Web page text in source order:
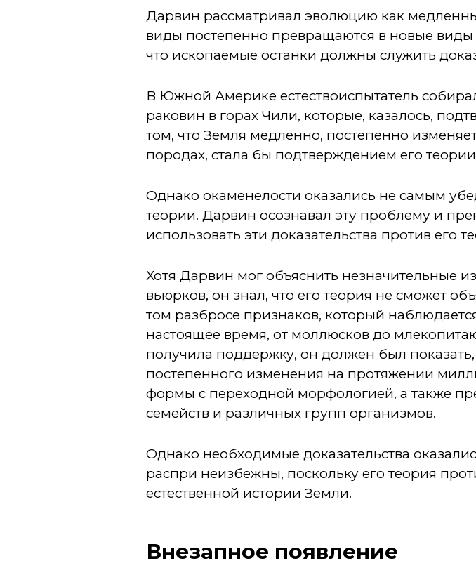
Дарвин рассматривал эволюцию как
виды постепенно превращаются в новые виды
что ископаемые останки должны служить
В Южной Америке естествоиспытатель
раковин в горах Чили, которые, казалось,
том, что Земля медленно, постепенно
породах, стала бы подтверждением его
Однако окаменелости оказались не самым
теории. Дарвин осознавал эту проблему и
использовать эти доказательства против его
Хотя Дарвин мог объяснить незначительные
вьюрков, он знал, что его теория не сможет
том разбросе признаков, который
настоящее время, от моллюсков до
получила поддержку, он должен был
постепенного изменения на протяжении
формы с переходной морфологией, а также
семейств и различных групп организмов.
Однако необходимые доказательства
распри неизбежны, поскольку его теория
естественной истории Земли.
Внезапное появление